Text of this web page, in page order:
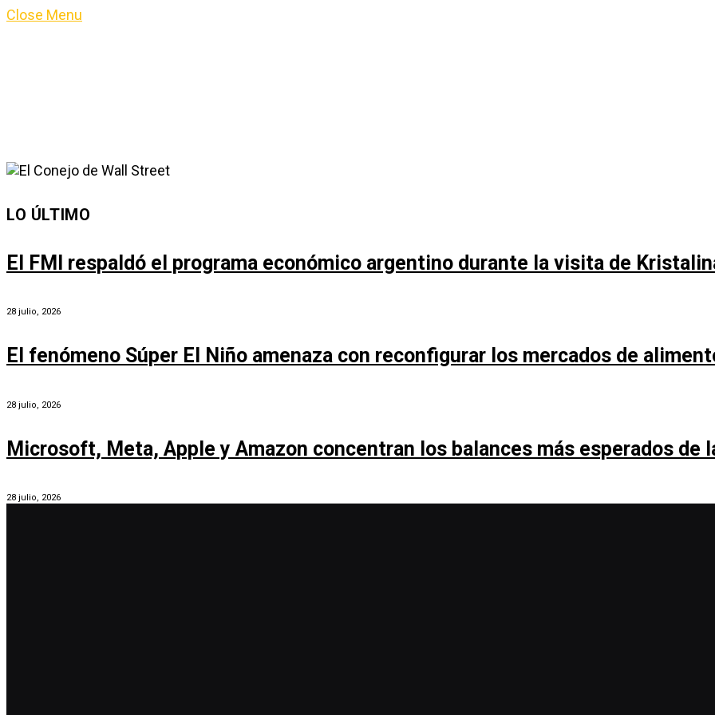
Close Menu
LO ÚLTIMO
El FMI respaldó el programa económico argentino durante la visita de
28 julio, 2026
El fenómeno Súper El Niño amenaza con reconfigurar los mercados de
28 julio, 2026
Microsoft, Meta, Apple y Amazon concentran los balances más esperados de
28 julio, 2026